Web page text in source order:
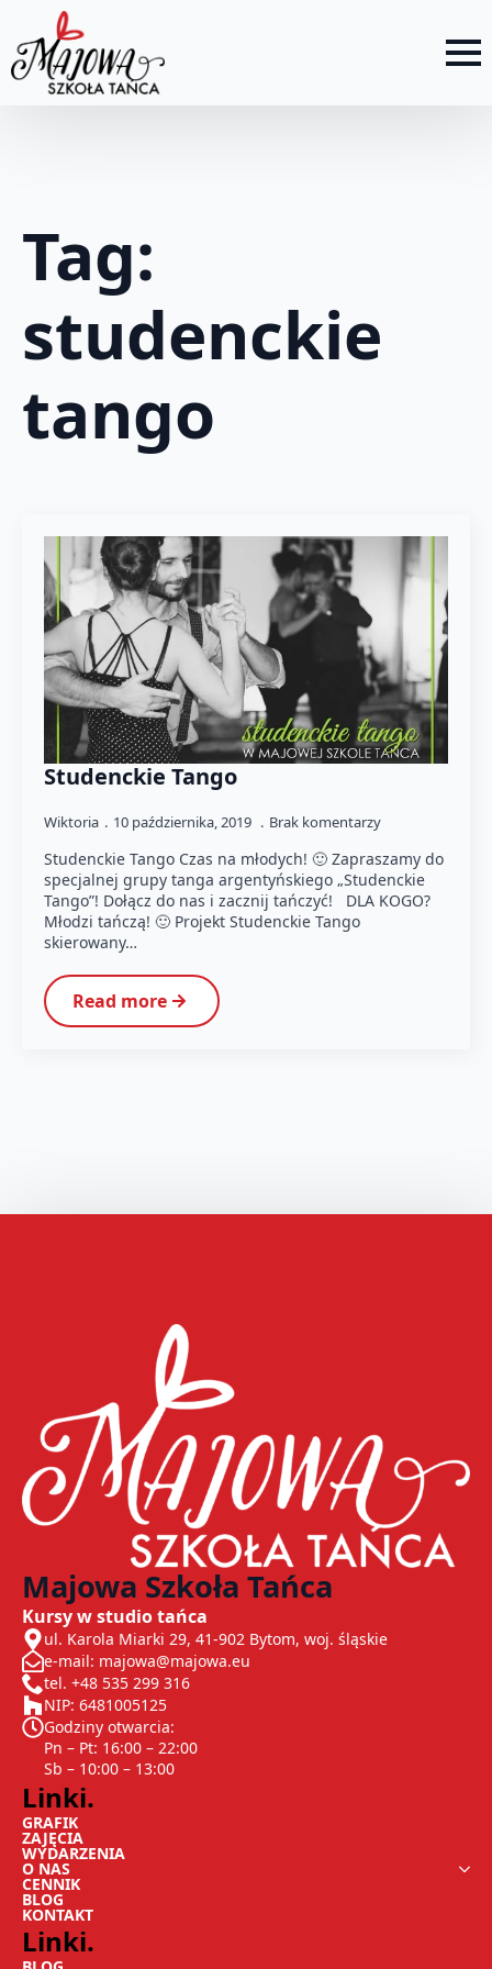
Tag:
studenckie
tango
Studenckie Tango
Wiktoria 10 października, 2019 Brak komentarzy
Studenckie Tango Czas na młodych! 🙂 Zapraszamy do
specjalnej grupy tanga argentyńskiego „Studenckie
Tango”! Dołącz do nas i zacznij tańczyć! DLA KOGO?
Młodzi tańczą! 🙂 Projekt Studenckie Tango
skierowany…
Read more
Majowa Szkoła Tańca
Kursy w studio tańca
ul. Karola Miarki 29, 41-902 Bytom, woj. śląskie
e-mail: majowa@majowa.eu
tel. +48 535 299 316
NIP: 6481005125
Godziny otwarcia:
Pn – Pt: 16:00 – 22:00
Sb – 10:00 – 13:00
Linki.
GRAFIK
ZAJĘCIA
WYDARZENIA
O NAS
CENNIK
BLOG
KONTAKT
Linki.